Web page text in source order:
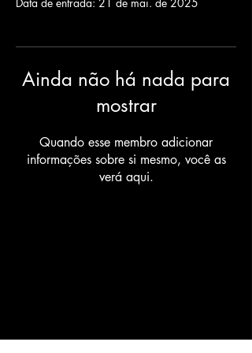
Ainda não há nada para
mostrar
Quando esse membro adicionar
informações sobre si mesmo, você as
verá aqui.